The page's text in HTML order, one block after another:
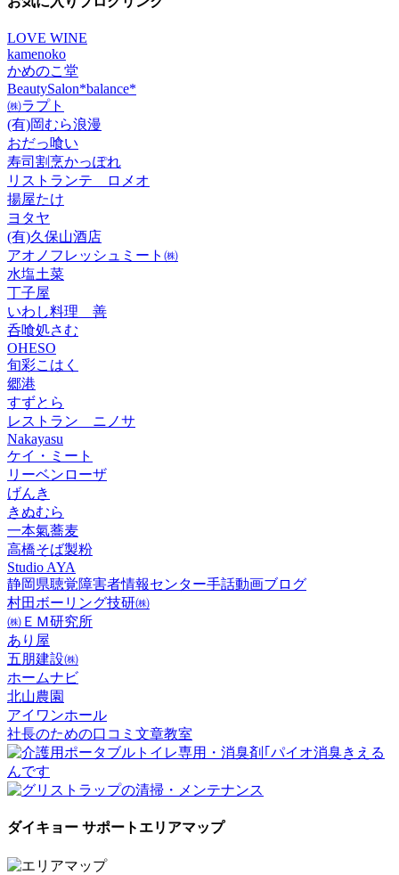
LOVE WINE
kamenoko
かめのこ堂
BeautySalon*balance*
㈱ラプト
(有)岡むら浪漫
おだっ喰い
寿司割烹かっぽれ
リストランテ ロメオ
揚屋たけ
ヨタヤ
(有)久保山酒店
アオノフレッシュミート㈱
水塩土菜
丁子屋
いわし料理 善
呑喰処さむ
OHESO
旬彩こはく
郷港
すずとら
レストラン ニノサ
Nakayasu
ケイ・ミート
リーベンローザ
げんき
きぬむら
一本氣蕎麦
高橋そば製粉
Studio AYA
静岡県聴覚障害者情報センター手話動画ブログ
村田ボーリング技研㈱
㈱ＥＭ研究所
あり屋
五朋建設㈱
ホームナビ
北山農園
アイワンホール
社長のための口コミ文章教室
ダイキョー サポートエリアマップ